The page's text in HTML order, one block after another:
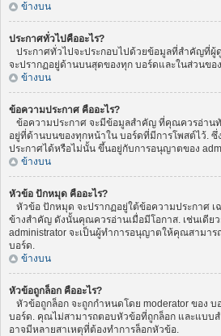
ข้างบน
ประกาศทั่วไปคืออะไร?
ประกาศทั่วไปจะประกอบไปด้วยข้อมูลที่สำคัญที่
จะปรากฏอยู่ด้านบนสุดของทุก บอร์ดและในส่วนข
ข้างบน
ข้อความประกาศ คืออะไร?
ข้อความประกาศ จะมีข้อมูลสำคัญ ที่คุณควรอ่าน
อยู่ที่ด้านบนของทุกหน้าใน บอร์ดที่มีการโพสต์ไว้.
ประกาศได้หรือไม่นั้น ขึ้นอยู่กับการอนุญาตของ
ข้างบน
หัวข้อ ปักหมุด คืออะไร?
หัวข้อ ปักหมุด จะปรากฏอยู่ใต้ข้อความประกาศ เ
ข้างสำคัญ ดังนั้นคุณควรอ่านเมื่อมีโอกาส. เช่นเดีย
administrator จะเป็นผู้ทำการอนุญาตให้คุณสามา
บอร์ด.
ข้างบน
หัวข้อถูกล็อก คืออะไร?
หัวข้อถูกล็อก จะถูกกำหนดโดย moderator ของ บ
บอร์ด. คุณไม่สามารถตอบหัวข้อที่ถูกล็อก และแบบ
อาจมีหลายสาเหตุที่ต้องทำการล็อกหัวข้อ.